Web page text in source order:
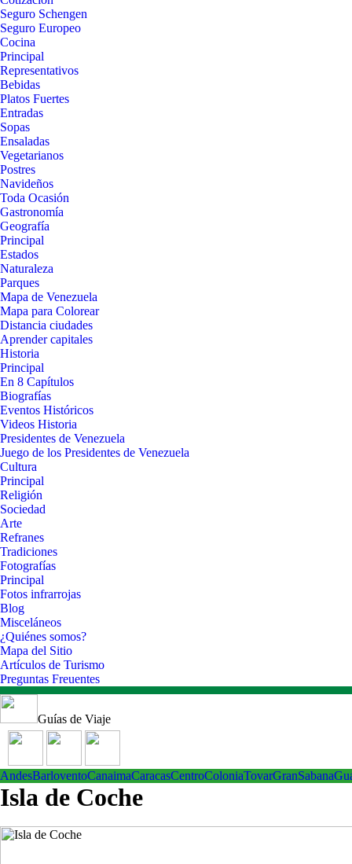
Seguro Schengen
Seguro Europeo
Cocina
Principal
Representativos
Bebidas
Platos Fuertes
Entradas
Sopas
Ensaladas
Vegetarianos
Postres
Navideños
Toda Ocasión
Gastronomía
Geografía
Principal
Estados
Naturaleza
Parques
Mapa de Venezuela
Mapa para Colorear
Distancia ciudades
Aprender capitales
Historia
Principal
En 8 Capítulos
Biografías
Eventos Históricos
Videos Historia
Presidentes de Venezuela
Juego de los Presidentes de Venezuela
Cultura
Principal
Religión
Sociedad
Arte
Refranes
Tradiciones
Fotografías
Principal
Fotos infrarrojas
Blog
Misceláneos
¿Quiénes somos?
Mapa del Sitio
Artículos de Turismo
Preguntas Freuentes
Guías de Viaje
AndesBarloventoCanaimaCaracasCentroColoniaTovarGranSabana
Isla de Coche